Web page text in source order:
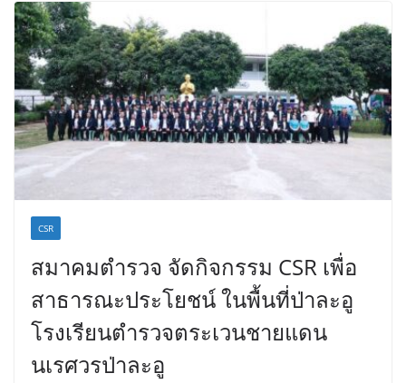
CSR
สมาคมตำรวจ จัดกิจกรรม CSR เพื่อ
สาธารณะประโยชน์ ในพื้นที่ป่าละอู
โรงเรียนตำรวจตระเวนชายแดน
นเรศวรป่าละอู